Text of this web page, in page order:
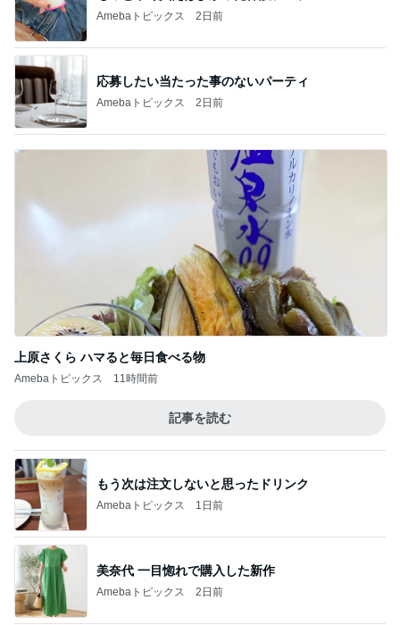
Amebaトピックス 2日前
応募したい当たった事のないパーティ
Amebaトピックス 2日前
上原さくら ハマると毎日食べる物
Amebaトピックス 11時間前
記事を読む
もう次は注文しないと思ったドリンク
Amebaトピックス 1日前
美奈代 一目惚れで購入した新作
Amebaトピックス 2日前